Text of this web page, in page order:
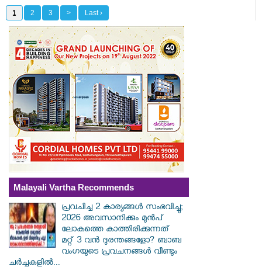
1 2 3 > Last ›
Malayali Vartha Recommends
പ്രവചിച്ച 2 കാര്യങ്ങൾ സംഭവിച്ചു;
2026 അവസാനിക്കും മുൻപ്
ലോകത്തെ കാത്തിരിക്കുന്നത്
മറ്റ് 3 വൻ ദുരന്തങ്ങളോ? ബാബ
വംഗയുടെ പ്രവചനങ്ങൾ വീണ്ടും
ചർച്ചകളിൽ...